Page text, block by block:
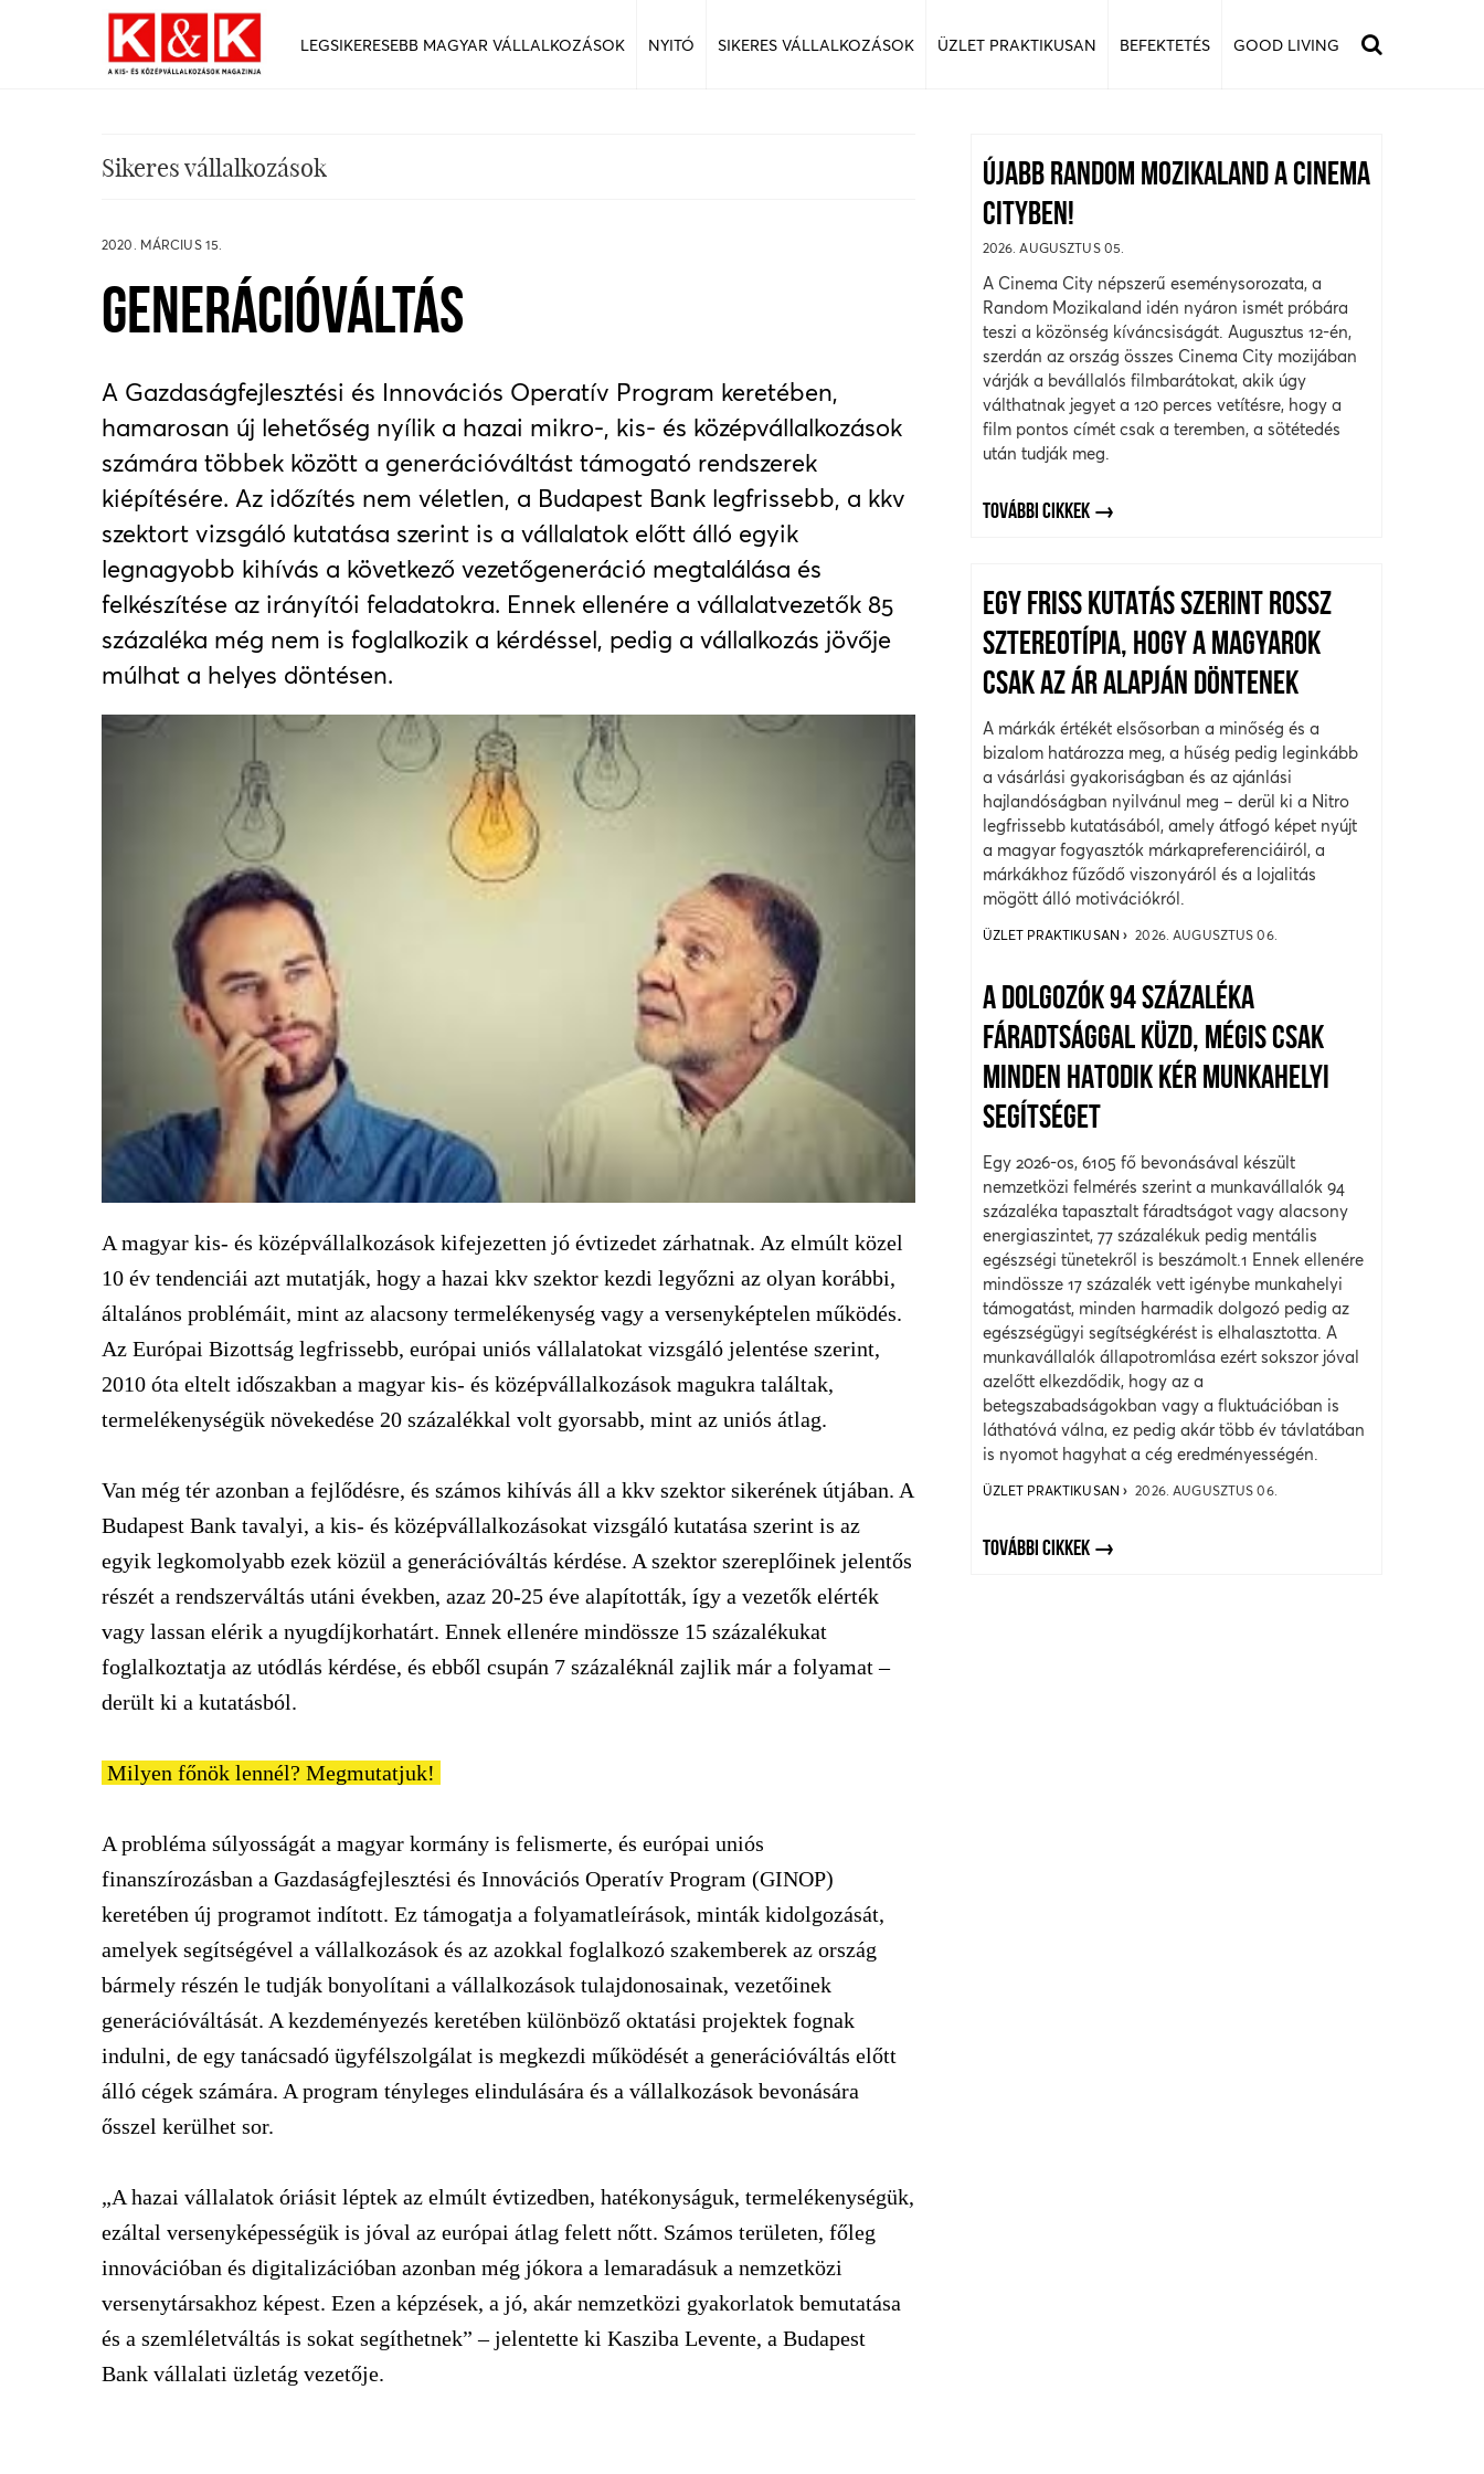
LEGSIKERESEBB MAGYAR VÁLLALKOZÁSOK NYITÓ SIKERES VÁLLALKOZÁSOK ÜZLET PRAKTIKUSAN BEFEKTETÉS GOOD LIVING
Sikeres vállalkozások
2020. MÁRCIUS 15.
GENERÁCIÓVÁLTÁS
A Gazdaságfejlesztési és Innovációs Operatív Program keretében,
hamarosan új lehetőség nyílik a hazai mikro-, kis- és középvállalkozások
számára többek között a generációváltást támogató rendszerek
kiépítésére. Az időzítés nem véletlen, a Budapest Bank legfrissebb, a kkv
szektort vizsgáló kutatása szerint is a vállalatok előtt álló egyik
legnagyobb kihívás a következő vezetőgeneráció megtalálása és
felkészítése az irányítói feladatokra. Ennek ellenére a vállalatvezetők 85
százaléka még nem is foglalkozik a kérdéssel, pedig a vállalkozás jövője
múlhat a helyes döntésen.
A magyar kis- és középvállalkozások kifejezetten jó évtizedet zárhatnak. Az elmúlt közel
10 év tendenciái azt mutatják, hogy a hazai kkv szektor kezdi legyőzni az olyan korábbi,
általános problémáit, mint az alacsony termelékenység vagy a versenyképtelen működés.
Az Európai Bizottság legfrissebb, európai uniós vállalatokat vizsgáló jelentése szerint,
2010 óta eltelt időszakban a magyar kis- és középvállalkozások magukra találtak,
termelékenységük növekedése 20 százalékkal volt gyorsabb, mint az uniós átlag.
Van még tér azonban a fejlődésre, és számos kihívás áll a kkv szektor sikerének útjában. A
Budapest Bank tavalyi, a kis- és középvállalkozásokat vizsgáló kutatása szerint is az
egyik legkomolyabb ezek közül a generációváltás kérdése. A szektor szereplőinek jelentős
részét a rendszerváltás utáni években, azaz 20-25 éve alapították, így a vezetők elérték
vagy lassan elérik a nyugdíjkorhatárt. Ennek ellenére mindössze 15 százalékukat
foglalkoztatja az utódlás kérdése, és ebből csupán 7 százaléknál zajlik már a folyamat –
derült ki a kutatásból.
Milyen főnök lennél? Megmutatjuk!
A probléma súlyosságát a magyar kormány is felismerte, és európai uniós
finanszírozásban a Gazdaságfejlesztési és Innovációs Operatív Program (GINOP)
keretében új programot indított. Ez támogatja a folyamatleírások, minták kidolgozását,
amelyek segítségével a vállalkozások és az azokkal foglalkozó szakemberek az ország
bármely részén le tudják bonyolítani a vállalkozások tulajdonosainak, vezetőinek
generációváltását. A kezdeményezés keretében különböző oktatási projektek fognak
indulni, de egy tanácsadó ügyfélszolgálat is megkezdi működését a generációváltás előtt
álló cégek számára. A program tényleges elindulására és a vállalkozások bevonására
ősszel kerülhet sor.
„A hazai vállalatok óriásit léptek az elmúlt évtizedben, hatékonyságuk, termelékenységük,
ezáltal versenyképességük is jóval az európai átlag felett nőtt. Számos területen, főleg
innovációban és digitalizációban azonban még jókora a lemaradásuk a nemzetközi
versenytársakhoz képest. Ezen a képzések, a jó, akár nemzetközi gyakorlatok bemutatása
és a szemléletváltás is sokat segíthetnek” – jelentette ki Kasziba Levente, a Budapest
Bank vállalati üzletág vezetője.
ÚJABB RANDOM MOZIKALAND A CINEMA
CITYBEN!
2026. AUGUSZTUS 05.
A Cinema City népszerű eseménysorozata, a
Random Mozikaland idén nyáron ismét próbára
teszi a közönség kíváncsiságát. Augusztus 12-én,
szerdán az ország összes Cinema City mozijában
várják a bevállalós filmbarátokat, akik úgy
válthatnak jegyet a 120 perces vetítésre, hogy a
film pontos címét csak a teremben, a sötétedés
után tudják meg.
TOVÁBBI CIKKEK
EGY FRISS KUTATÁS SZERINT ROSSZ
SZTEREOTÍPIA, HOGY A MAGYAROK
CSAK AZ ÁR ALAPJÁN DÖNTENEK
A márkák értékét elsősorban a minőség és a
bizalom határozza meg, a hűség pedig leginkább
a vásárlási gyakoriságban és az ajánlási
hajlandóságban nyilvánul meg – derül ki a Nitro
legfrissebb kutatásából, amely átfogó képet nyújt
a magyar fogyasztók márkapreferenciáiról, a
márkákhoz fűződő viszonyáról és a lojalitás
mögött álló motivációkról.
ÜZLET PRAKTIKUSAN 2026. AUGUSZTUS 06.
A DOLGOZÓK 94 SZÁZALÉKA
FÁRADTSÁGGAL KÜZD, MÉGIS CSAK
MINDEN HATODIK KÉR MUNKAHELYI
SEGÍTSÉGET
Egy 2026-os, 6105 fő bevonásával készült
nemzetközi felmérés szerint a munkavállalók 94
százaléka tapasztalt fáradtságot vagy alacsony
energiaszintet, 77 százalékuk pedig mentális
egészségi tünetekről is beszámolt.1 Ennek ellenére
mindössze 17 százalék vett igénybe munkahelyi
támogatást, minden harmadik dolgozó pedig az
egészségügyi segítségkérést is elhalasztotta. A
munkavállalók állapotromlása ezért sokszor jóval
azelőtt elkezdődik, hogy az a
betegszabadságokban vagy a fluktuációban is
láthatóvá válna, ez pedig akár több év távlatában
is nyomot hagyhat a cég eredményességén.
ÜZLET PRAKTIKUSAN 2026. AUGUSZTUS 06.
TOVÁBBI CIKKEK